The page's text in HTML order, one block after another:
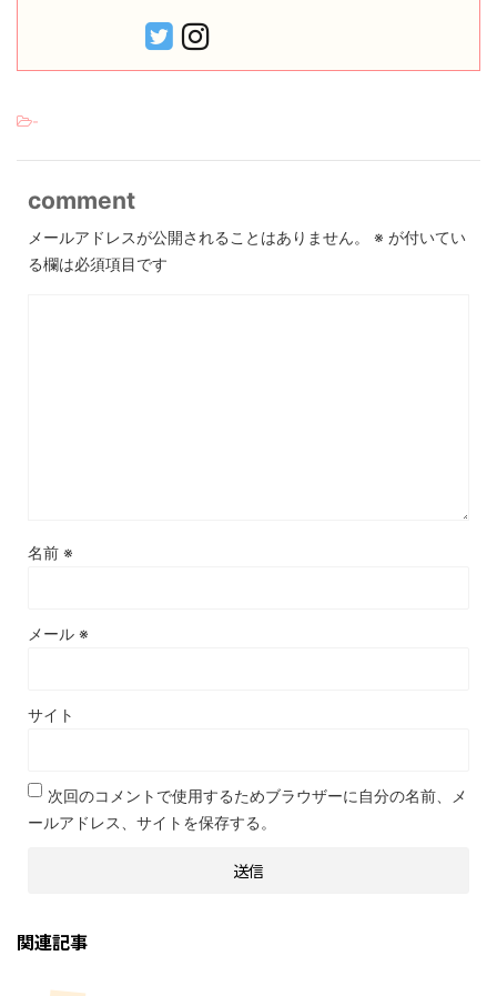
-
comment
メールアドレスが公開されることはありません。 ※ が付いてい
る欄は必須項目です
名前 ※
メール ※
サイト
次回のコメントで使用するためブラウザーに自分の名前、メ
ールアドレス、サイトを保存する。
関連記事